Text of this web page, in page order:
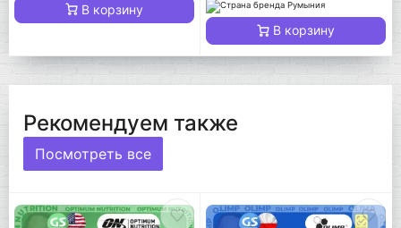
В корзину
В корзину
Рекомендуем также
Посмотреть все